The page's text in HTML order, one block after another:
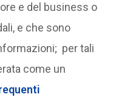
e del business o
e che sono
per tali
come un